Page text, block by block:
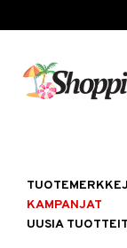
KAMPANJAT
UUSIA